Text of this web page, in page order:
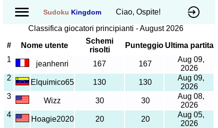
Sudoku Kingdom
Ciao, Ospite!
Classifica giocatori principianti - August 2026
# Nome utente
Schemi
risolti
Punteggio Ultima partita
1
jeanhenri 167 167
Aug 09,
2026
2
Elquimico65 130 130
Aug 09,
2026
3
Wizz 30 30
Aug 08,
2026
4
Hoagie2020 20 20
Aug 05,
2026